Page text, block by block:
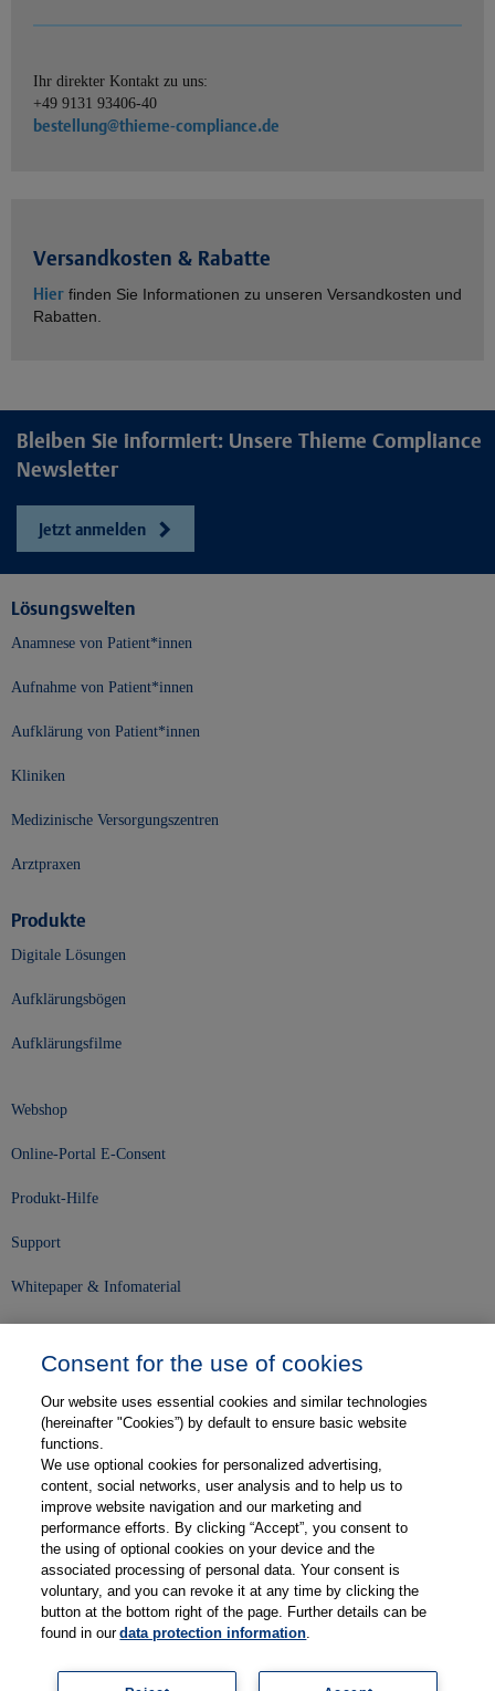
Ihr direkter Kontakt zu uns:
+49 9131 93406-40
bestellung@thieme-compliance.de
Versandkosten & Rabatte
Hier finden Sie Informationen zu unseren Versandkosten und
Rabatten.
Bleiben Sie informiert: Unsere Thieme Compliance
Newsletter
Jetzt anmelden
Lösungswelten
Anamnese von Patient*innen
Aufnahme von Patient*innen
Aufklärung von Patient*innen
Kliniken
Medizinische Versorgungszentren
Arztpraxen
Produkte
Digitale Lösungen
Aufklärungsbögen
Aufklärungsfilme
Webshop
Online-Portal E-Consent
Produkt-Hilfe
Support
Whitepaper & Infomaterial
Karriere
Kontakt
Web-Semniare
Anwenderberichte
Partner
Consent for the use of cookies
Our website uses essential cookies and similar technologies
(hereinafter "Cookies”) by default to ensure basic website
functions.
We use optional cookies for personalized advertising,
content, social networks, user analysis and to help us to
improve website navigation and our marketing and
performance efforts. By clicking “Accept”, you consent to
the using of optional cookies on your device and the
associated processing of personal data. Your consent is
voluntary, and you can revoke it at any time by clicking the
button at the bottom right of the page. Further details can be
found in ourdata protection information.